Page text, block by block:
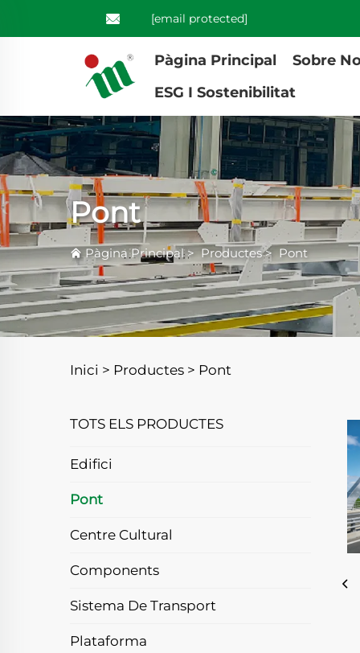
[email protected]
Pàgina Principal
Sobre
ESG I Sostenibilitat
Pont
Pàgina Principal>Productes>Pont
Inici > Productes > Pont
TOTS ELS PRODUCTES
Edifici
Pont
Centre Cultural
Components
Sistema De Transport
Plataforma